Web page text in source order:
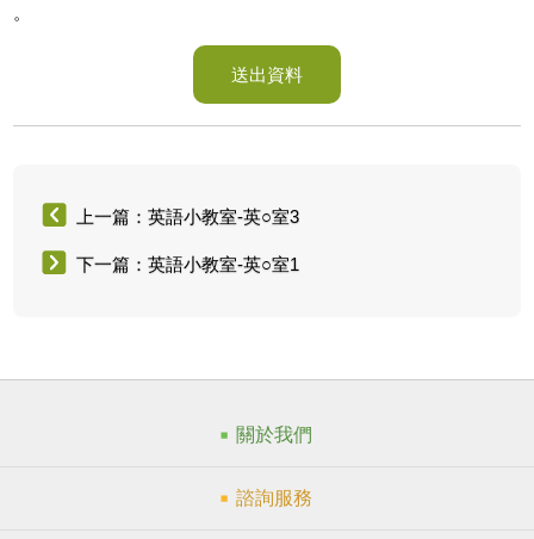
。
送出資料
上一篇：英語小教室-英○室3
下一篇：英語小教室-英○室1
關於我們
諮詢服務